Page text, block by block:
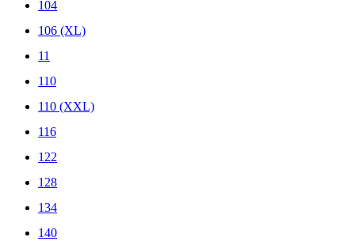
104
106 (XL)
11
110
110 (XXL)
116
122
128
134
140